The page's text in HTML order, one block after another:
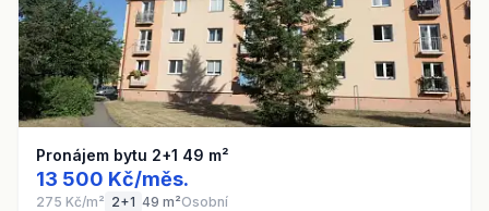
Pronájem bytu 2+1 49 m²
13 500 Kč/měs.
275 Kč/m² 2+1 49 m²Osobní